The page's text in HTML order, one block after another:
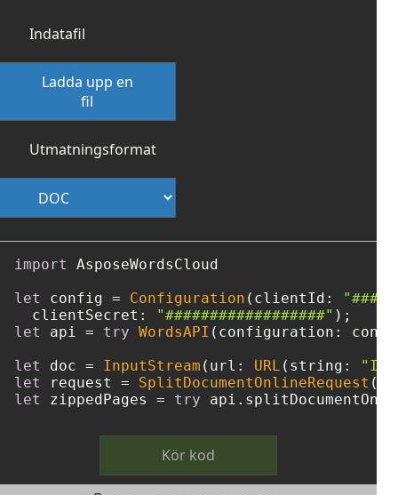
Indatafil
Ladda upp en
fil
Utmatningsformat
import
AsposeWordsCloud
let
config = Configuration (clientId:
  clientSecret:
"##################"
let
api = try WordsAPI (configuration:
let
doc = InputStream (url: URL (string:
let
request = SplitDocumentOnlineRequest
let
zippedPages = try
Kör kod